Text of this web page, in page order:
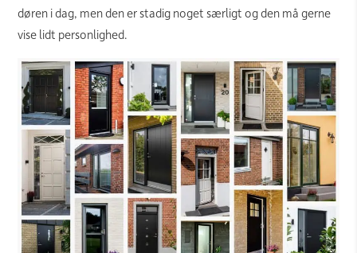
døren i dag, men den er stadig noget særligt og den må gerne
vise lidt personlighed.